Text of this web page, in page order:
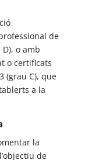
de
o amb
o certificats
(grau C), que
a la
la
de